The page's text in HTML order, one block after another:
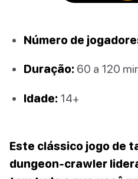
Número de
Duração: 60 a 120
Idade: 14+
Este clássico jogo de
dungeon-crawler